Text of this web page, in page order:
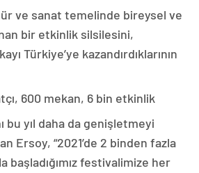
ve sanat temelinde bireysel ve
bir etkinlik silsilesini,
Türkiye’ye kazandırdıklarının
600 mekan, 6 bin etkinlik
bu yıl daha da genişletmeyi
Ersoy, “2021’de 2 binden fazla
başladığımız festivalimize her